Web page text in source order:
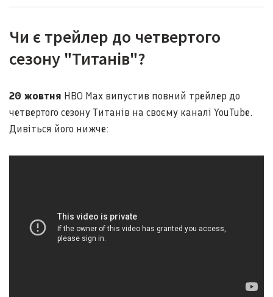
Чи є трейлер до четвертого
сезону "Титанів"?
20 жовтня HBO Max випустив повний трейлер до
четвертого сезону Титанів на своєму каналі YouTube.
Дивіться його нижче: